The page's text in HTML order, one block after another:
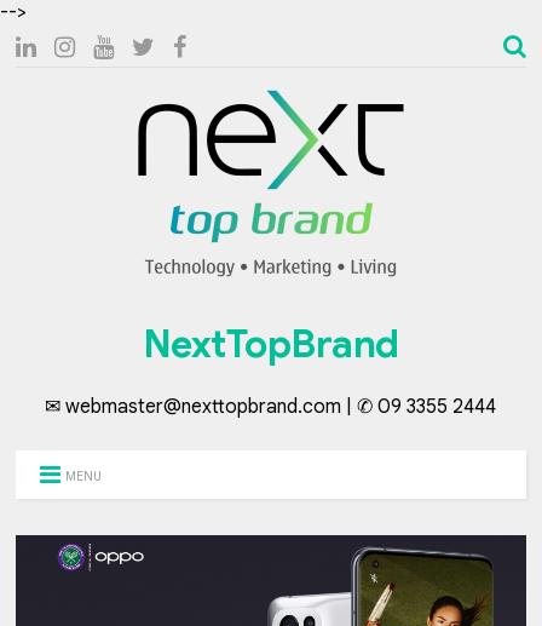
-->
NextTopBrand
✉ webmaster@nexttopbrand.com | ✆ 09 3355 2444
MENU